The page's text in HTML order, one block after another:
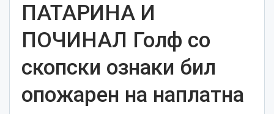
ПАТАРИНА И
ПОЧИНАЛ Голф со
скопски ознаки бил
опожарен на наплатна